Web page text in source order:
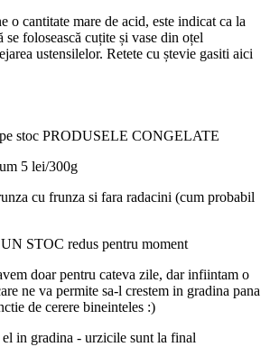
o cantitate mare de acid, este indicat ca la
se folosească cuțite și vase din oțel
ustensilelor. Retete cu ștevie gasiti aici
stoc PRODUSELE CONGELATE
5 lei/300g
cu frunza si fara radacini (cum probabil
STOC redus pentru moment
doar pentru cateva zile, dar infiintam o
ne va permite sa-l crestem in gradina pana
de cerere bineinteles :)
el in gradina - urzicile sunt la final